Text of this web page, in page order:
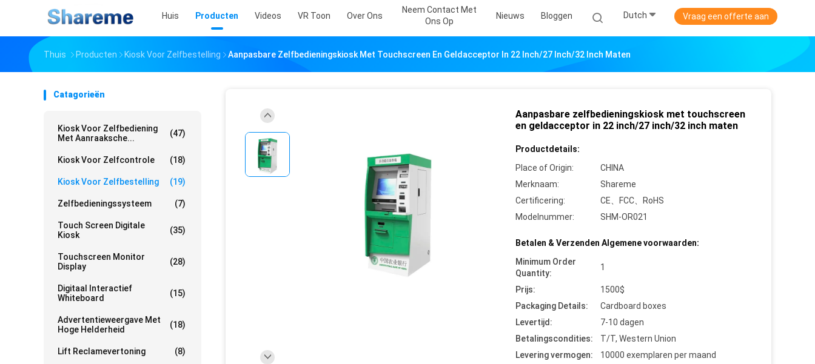
Huis Producten Videos VR Toon Over Ons
Neem Contact Met
Ons Op
Nieuws Bloggen Dutch Vraag een offerte aan
Thuis Producten Kiosk Voor Zelfbestelling Aanpasbare Zelfbedieningskiosk Met Touchscreen En Geldacceptor In 22 Inch/27 Inch/32 Inch Maten
Catagorieën
Kiosk Voor Zelfbediening
Met Aanraaksche...
(47)
Kiosk Voor Zelfcontrole (18)
Kiosk Voor Zelfbestelling (19)
Zelfbedieningssysteem (7)
Touch Screen Digitale
Kiosk
(35)
Touchscreen Monitor
Display
(28)
Digitaal Interactief
Whiteboard
(15)
Advertentieweergave Met
Hoge Helderheid
(18)
Lift Reclamevertoning (8)
Aanpasbare zelfbedieningskiosk met touchscreen
en geldacceptor in 22 inch/27 inch/32 inch maten
Productdetails:
Place of Origin:
CHINA
Merknaam:
Shareme
Certificering:
CE、FCC、RoHS
Modelnummer:
SHM-OR021
Betalen & Verzenden Algemene voorwaarden:
Minimum Order
Quantity:
1
Prijs:
1500$
Packaging Details:
Cardboard boxes
Levertijd:
7-10 dagen
Betalingscondities:
T/T, Western Union
Levering vermogen:
10000 exemplaren per maand